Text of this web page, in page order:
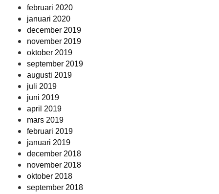
februari 2020
januari 2020
december 2019
november 2019
oktober 2019
september 2019
augusti 2019
juli 2019
juni 2019
april 2019
mars 2019
februari 2019
januari 2019
december 2018
november 2018
oktober 2018
september 2018